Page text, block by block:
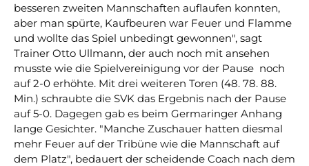
besseren zweiten Mannschaften auflaufen konnten,
aber man spürte, Kaufbeuren war Feuer und Flamme
und wollte das Spiel unbedingt gewonnen", sagt
Trainer Otto Ullmann, der auch noch mit ansehen
musste wie die Spielvereinigung vor der Pause noch
auf 2-0 erhöhte. Mit drei weiteren Toren (48. 78. 88.
Min.) schraubte die SVK das Ergebnis nach der Pause
auf 5-0. Dagegen gab es beim Germaringer Anhang
lange Gesichter. "Manche Zuschauer hatten diesmal
mehr Feuer auf der Tribüne wie die Mannschaft auf
dem Platz", bedauert der scheidende Coach nach dem